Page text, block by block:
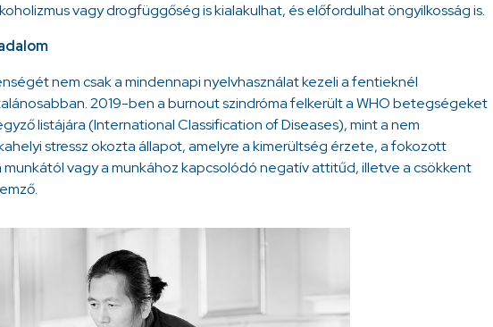
vagy drogfüggőség is kialakulhat, és előfordulhat öngyilkosság is.
nem csak a mindennapi nyelvhasználat kezeli a fentieknél
2019-ben a burnout szindróma felkerült a WHO betegségeket
listájára (International Classification of Diseases), mint a nem
stressz okozta állapot, amelyre a kimerültség érzete, a fokozott
vagy a munkához kapcsolódó negatív attitűd, illetve a csökkent